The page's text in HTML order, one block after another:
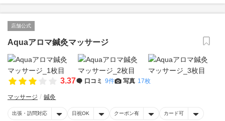
店舗公式
Aquaアロマ鍼灸マッサージ
3.37 口コミ 9件 写真 17枚
マッサージ 鍼灸
出張・訪問対応 日祝OK クーポン有 カード可